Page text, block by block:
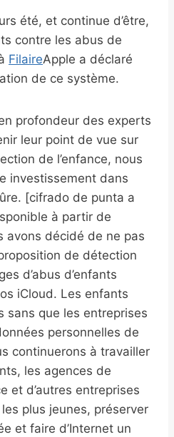
été, et continue d’être,
contre les abus de
FilaireApple a déclaré
de ce système.
profondeur des experts
leur point de vue sur
de l’enfance, nous
investissement dans
[cifrado de punta a
à partir de
avons décidé de ne pas
de détection
d’abus d’enfants
iCloud. Les enfants
sans que les entreprises
personnelles de
continuerons à travailler
les agences de
et d’autres entreprises
plus jeunes, préserver
et faire d’Internet un